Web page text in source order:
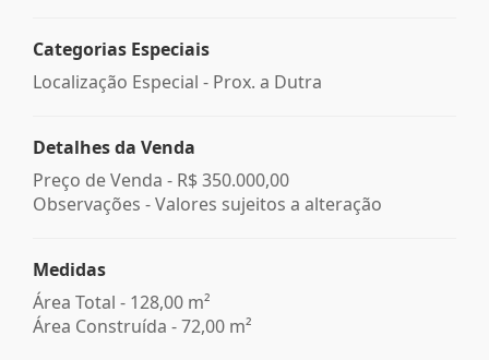
Categorias Especiais
Localização Especial - Prox. a Dutra
Detalhes da Venda
Preço de Venda - R$ 350.000,00
Observações - Valores sujeitos a alteração
Medidas
Área Total - 128,00 m²
Área Construída - 72,00 m²